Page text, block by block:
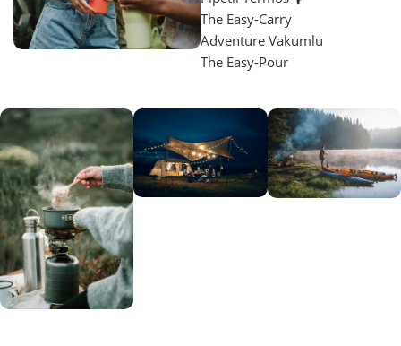
The Easy-Carry
Adventure Vakumlu
The Easy-Pour